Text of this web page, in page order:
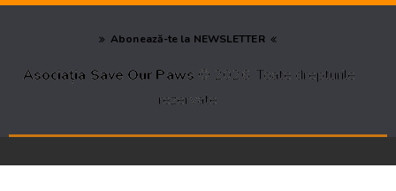
Abonează-te la NEWSLETTER
Asociația Save Our Paws © 2026. Toate drepturile
rezervate.
Servicii non-profit pentru